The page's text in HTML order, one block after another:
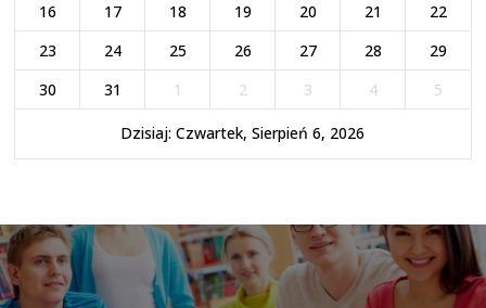
16
17 18 19 20 21
22
23
24 25 26 27 28
29
30
31 1 2 3 4 5
Dzisiaj: Czwartek, Sierpień 6, 2026